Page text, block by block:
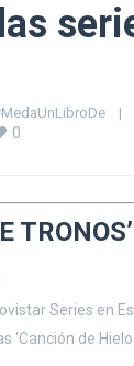
|
0
TRONOS’
Series en
‘Canción de Hielo